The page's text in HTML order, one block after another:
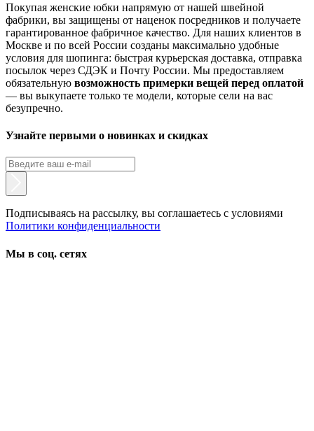
Покупая женские юбки напрямую от нашей швейной
фабрики, вы защищены от наценок посредников и получаете
гарантированное фабричное качество. Для наших клиентов в
Москве и по всей России созданы максимально удобные
условия для шопинга: быстрая курьерская доставка, отправка
посылок через СДЭК и Почту России. Мы предоставляем
обязательную возможность примерки вещей перед оплатой
— вы выкупаете только те модели, которые сели на вас
безупречно.
Узнайте первыми о новинках и скидках
Подписываясь на рассылку, вы соглашаетесь с условиями
Политики конфиденциальности
Мы в соц. сетях